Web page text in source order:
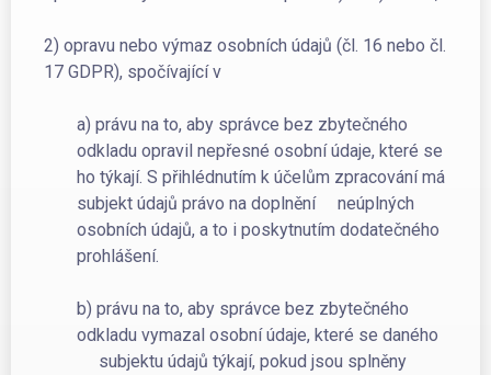
2) opravu nebo výmaz osobních údajů (čl. 16 nebo čl.
17 GDPR), spočívající v
a) právu na to, aby správce bez zbytečného
odkladu opravil nepřesné osobní údaje, které se
ho týkají. S přihlédnutím k účelům zpracování má
subjekt údajů právo na doplnění neúplných
osobních údajů, a to i poskytnutím dodatečného
prohlášení.
b) právu na to, aby správce bez zbytečného
odkladu vymazal osobní údaje, které se daného
subjektu údajů týkají, pokud jsou splněny